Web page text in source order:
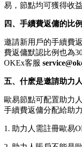
易，節點均可獲得收益
四、手續費返傭的比
邀請新用戶的手續費
費返傭默認比例也為
OKEx客服
五、什麽是邀請助力
歐易節點可配置助力
手續費返傭分配給助力
1. 助力人需註冊歐易